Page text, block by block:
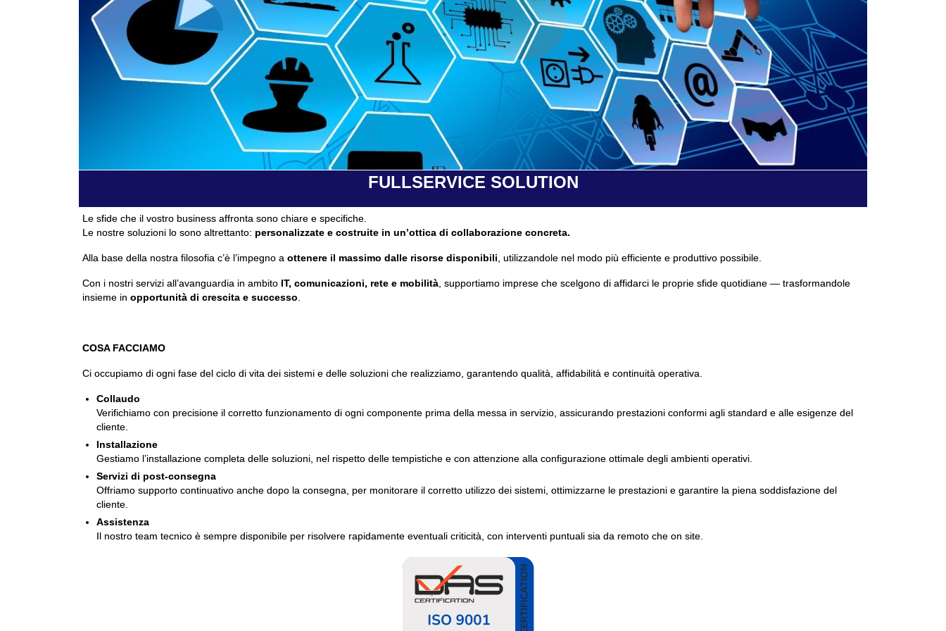
FULLSERVICE SOLUTION
Le sfide che il vostro business affronta sono chiare e specifiche.
Le nostre soluzioni lo sono altrettanto: personalizzate e costruite in un’ottica di collaborazione concreta.
Alla base della nostra filosofia c’è l’impegno a ottenere il massimo dalle risorse disponibili, utilizzandole nel modo più efficiente e produttivo possibile.
Con i nostri servizi all’avanguardia in ambito IT, comunicazioni, rete e mobilità, supportiamo imprese che scelgono di affidarci le proprie sfide quotidiane — trasformandole
insieme in opportunità di crescita e successo.
COSA FACCIAMO
Ci occupiamo di ogni fase del ciclo di vita dei sistemi e delle soluzioni che realizziamo, garantendo qualità, affidabilità e continuità operativa.
Collaudo
Verifichiamo con precisione il corretto funzionamento di ogni componente prima della messa in servizio, assicurando prestazioni conformi agli standard e alle esigenze del
cliente.
Installazione
Gestiamo l’installazione completa delle soluzioni, nel rispetto delle tempistiche e con attenzione alla configurazione ottimale degli ambienti operativi.
Servizi di post-consegna
Offriamo supporto continuativo anche dopo la consegna, per monitorare il corretto utilizzo dei sistemi, ottimizzarne le prestazioni e garantire la piena soddisfazione del
cliente.
Assistenza
Il nostro team tecnico è sempre disponibile per risolvere rapidamente eventuali criticità, con interventi puntuali sia da remoto che on site.